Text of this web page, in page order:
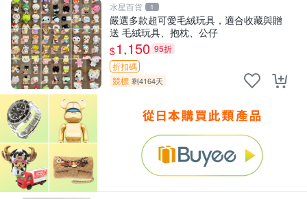
水星百貨 1
嚴選多款超可愛毛絨玩具，適合收藏與贈
送 毛絨玩具、抱枕、公仔
$1,150 95折
折扣碼
競標 剩4164天